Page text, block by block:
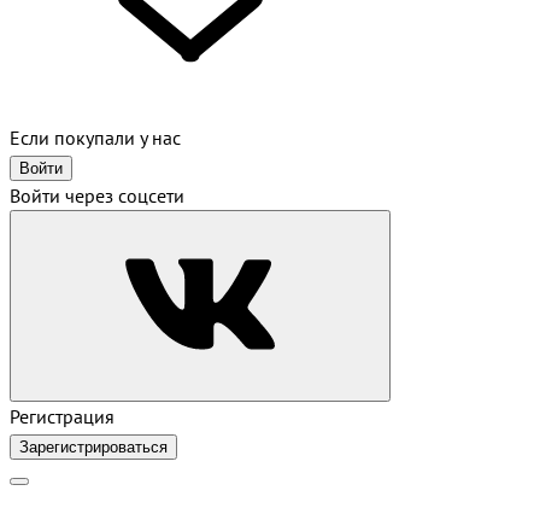
Если покупали у нас
Войти
Войти через соцсети
Регистрация
Зарегистрироваться